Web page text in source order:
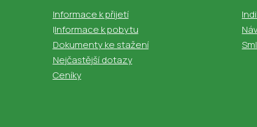
Informace k přijetí
IInformace k pobytu
Dokumenty ke stažení
Nejčastější dotazy
Ceníky